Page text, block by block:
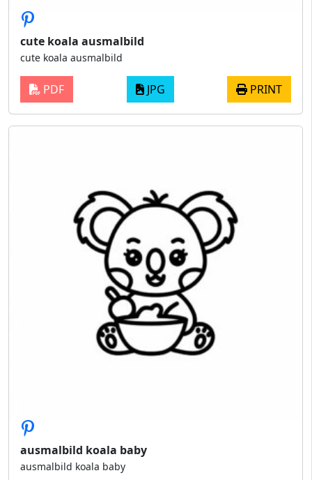
cute koala ausmalbild
cute koala ausmalbild
PDF JPG PRINT
ausmalbild koala baby
ausmalbild koala baby